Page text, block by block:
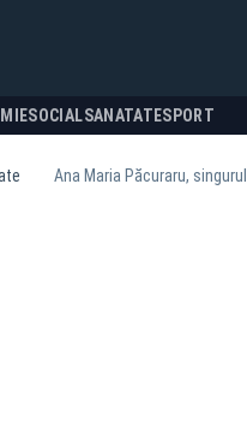
SOCIALSANATATESPORT
Ana Maria Păcuraru,